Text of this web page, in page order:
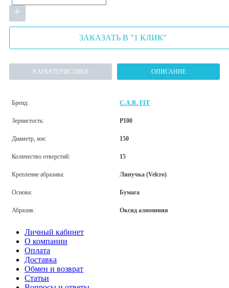
+
ЗАКАЗАТЬ В "1 КЛИК"
ХАРАКТЕРИСТИКИ ОПИСАНИЕ
Бренд: C.A.R. FIT
Зернистость: P100
Диаметр, мм: 150
Количество отверстий: 15
Крепление абразива: Липучка (Velcro)
Основа: Бумага
Абразив: Оксид алюминия
Личный кабинет
О компании
Оплата
Доставка
Обмен и возврат
Статьи